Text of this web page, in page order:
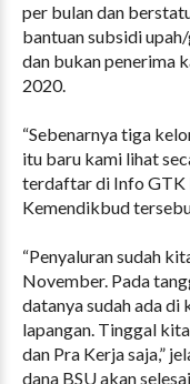
per bulan dan
bantuan subsidi
dan bukan penerima
2020.
“Sebenarnya tiga
itu baru kami lihat
terdaftar di Info GTK
Kemendikbud
“Penyaluran sudah
November. Pada
datanya sudah ada di
lapangan. Tinggal
dan Pra Kerja saja,”
dana BSU akan